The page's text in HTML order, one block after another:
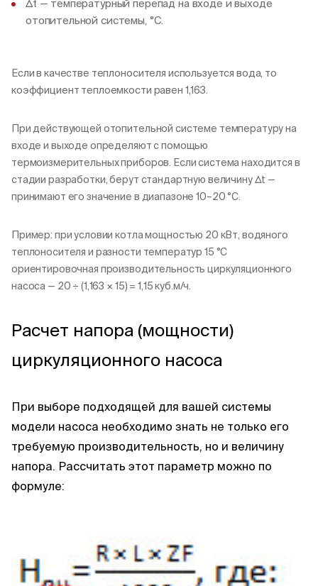
Δt — температурный перепад на входе и выходе
отопительной системы, °C.
Если в качестве теплоносителя используется вода, то
коэффициент теплоемкости равен 1,163.
При действующей отопительной системе температуру на
входе и выходе определяют с помощью
термоизмерительных приборов. Если система находится в
стадии разработки, берут стандартную величину Δt —
принимают его значение в диапазоне 10–20 °C.
Пример: при условии котла мощностью 20 кВт, водяного
теплоносителя и разности температур 15 °C
ориентировочная производительность циркуляционного
насоса — 20 ÷ (1,163 × 15) = 1,15 куб.м/ч.
Расчет напора (мощности)
циркуляционного насоса
При выборе подходящей для вашей системы
модели насоса необходимо знать не только его
требуемую производительность, но и величину
напора. Рассчитать этот параметр можно по
формуле: